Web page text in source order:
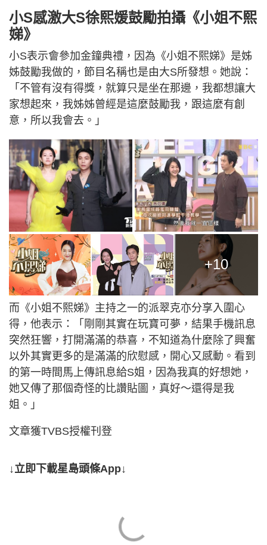
小S感激大S徐熙媛鼓勵拍攝《小姐不熙
娣》
小S表示會參加金鐘典禮，因為《小姐不熙娣》是姊
姊鼓勵我做的，節目名稱也是由大S所發想。她說：
「不管有沒有得獎，就算只是坐在那邊，我都想讓大
家想起來，我姊姊曾經是這麼鼓勵我，跟這麼有創
意，所以我會去。」
+10
而《小姐不熙娣》主持之一的派翠克亦分享入圍心
得，他表示：「剛剛其實在玩寶可夢，結果手機訊息
突然狂響，打開滿滿的恭喜，不知道為什麼除了興奮
以外其實更多的是滿滿的欣慰感，開心又感動。看到
的第一時間馬上傳訊息給S姐，因為我真的好想她，
她又傳了那個奇怪的比讚貼圖，真好～還得是我
姐。」
文章獲TVBS授權刊登
↓立即下載星島頭條App↓